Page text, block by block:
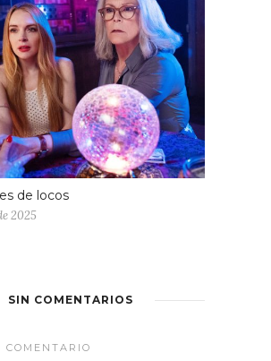
de locos
2025
SIN COMENTARIOS
COMENTARIO